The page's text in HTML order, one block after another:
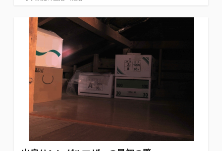
リ
ー